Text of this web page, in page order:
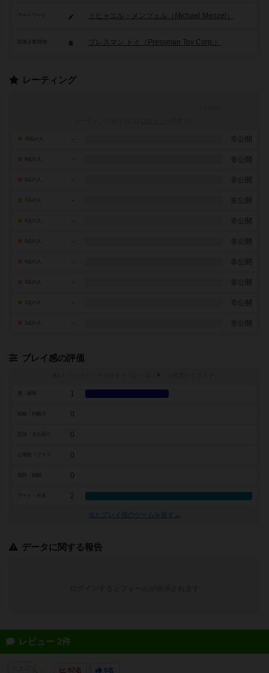
アートワーク ミヒャエル・メンツェル（Michael Menzel）
プレスマン トイ（Pressman Toy Corp.）
レーティング
- 非公開
- 非公開
- 非公開
7点の人 - 非公開
- 非公開
- 非公開
- 非公開
- 非公開
- 非公開
- 非公開
プレイ感の評価
※
1
戦略・判断力 0
0
0
0
アート・外見 2
似たプレイ感のゲームを探す→
データに関する報告
レビュー 2件
97名 0名